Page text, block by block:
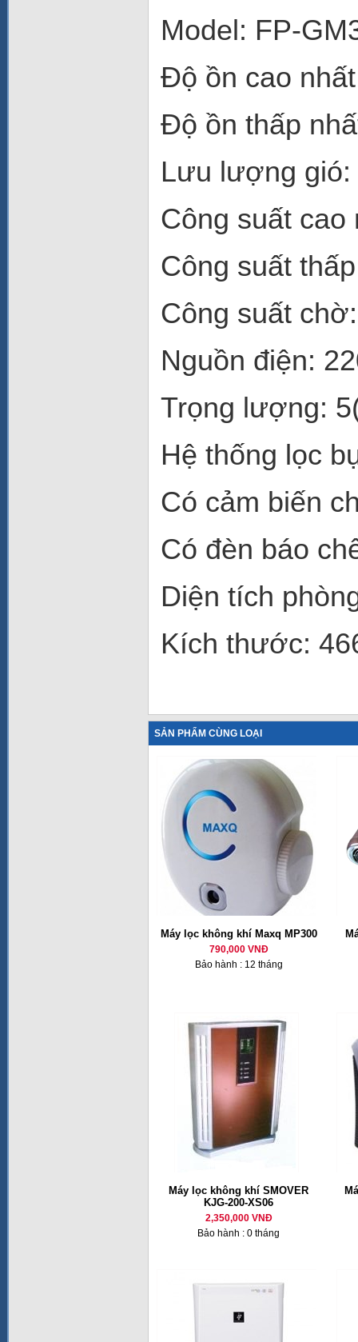
Model: FP-
Độ ồn cao
Độ ồn thấp
Lưu lượng gió:
Công suất cao
Công suất
Công suất
Nguồn điện:
Trọng lượng:
Hệ thống lọc
Có cảm biến
Có đèn báo
Diện tích
Kích thước:
SẢN PHẨM CÙNG LOẠI
Máy lọc không khí Maxq MP300
790,000 VNĐ
Bảo hành : 12 tháng
Máy lọc không khí SMOVER
KJG-200-XS06
2,350,000 VNĐ
Bảo hành : 0 tháng